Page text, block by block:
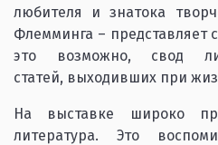
любителя и знатока
Флемминга – представляет
это возможно, свод
статей, выходивших при
На выставке широко
литература. Это